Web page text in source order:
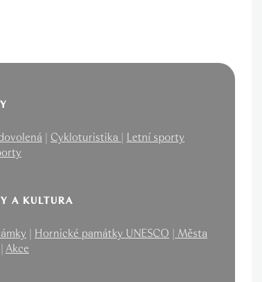
| Cykloturistika | Letní sporty
A KULTURA
| Hornické památky UNESCO | Města
| Akce